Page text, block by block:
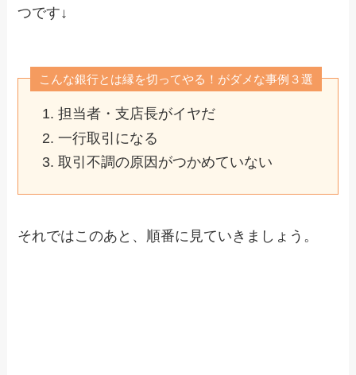
つです↓
こんな銀行とは縁を切ってやる！がダメな事例３選
担当者・支店長がイヤだ
一行取引になる
取引不調の原因がつかめていない
それではこのあと、順番に見ていきましょう。